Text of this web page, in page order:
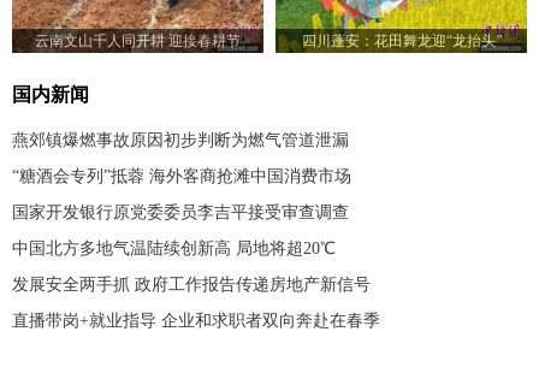
云南文山千人同开耕 迎接春耕节 四川蓬安：花田舞龙迎“龙抬头”
国内新闻
燕郊镇爆燃事故原因初步判断为燃气管道泄漏
“糖酒会专列”抵蓉 海外客商抢滩中国消费市场
国家开发银行原党委委员李吉平接受审查调查
中国北方多地气温陆续创新高 局地将超20℃
发展安全两手抓 政府工作报告传递房地产新信号
直播带岗+就业指导 企业和求职者双向奔赴在春季